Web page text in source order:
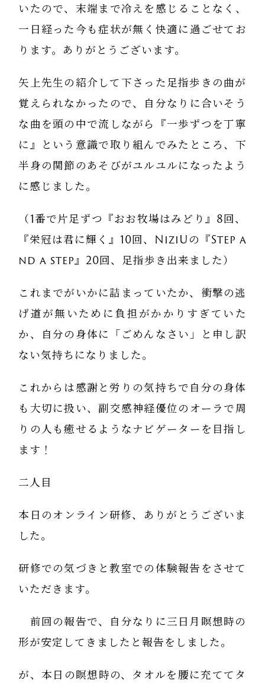
いたので、末端まで冷えを感じることなく、
一日経った今も症状が無く快適に過ごせてお
ります。ありがとうございます。
矢上先生の紹介して下さった足指歩きの曲が
覚えられなかったので、自分なりに合いそう
な曲を頭の中で流しながら『一歩ずつを丁寧
に』という意識で取り組んでみたところ、下
半身の関節のあそびがユルユルになったよう
に感じました。
（1番で片足ずつ『おお牧場はみどり』8回、
『栄冠は君に輝く』10回、NiziUの『Step a
nd a step』20回、足指歩き出来ました）
これまでがいかに詰まっていたか、衝撃の逃
げ道が無いために負担がかかりすぎていた
か、自分の身体に「ごめんなさい」と申し訳
ない気持ちになりました。
これからは感謝と労りの気持ちで自分の身体
も大切に扱い、副交感神経優位のオーラで周
りの人も癒せるようなナビゲーターを目指し
ます！
二人目
本日のオンライン研修、ありがとうございま
した。
研修での気づきと教室での体験報告をさせて
いただきます。
前回の報告で、自分なりに三日月瞑想時の
形が安定してきましたと報告をしました。
が、本日の瞑想時の、タオルを腰に充ててタ